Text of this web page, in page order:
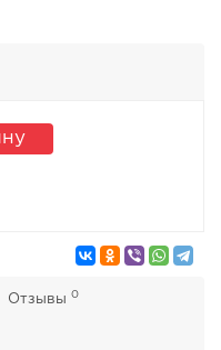
Отзывы 0